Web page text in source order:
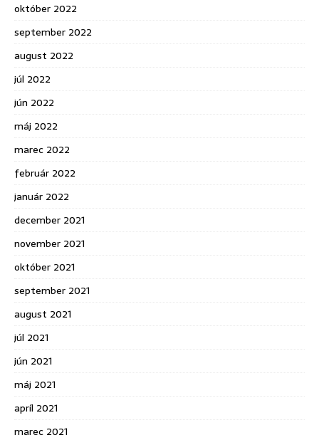
október 2022
september 2022
august 2022
júl 2022
jún 2022
máj 2022
marec 2022
február 2022
január 2022
december 2021
november 2021
október 2021
september 2021
august 2021
júl 2021
jún 2021
máj 2021
apríl 2021
marec 2021